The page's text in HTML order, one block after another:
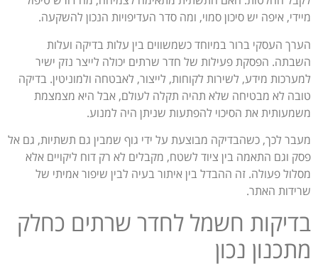
מיידי, איפה יש סיכון סמוי, ומה סדר העדיפויות הנכון להשקעה.
הערך העסקי ברור במיוחד כשמשווים בין עלות בדיקה ועלות
השבתה. הפסקת פעילות של חדר שרתים יכולה לייצר נזק ישיר
למערכות מידע, לשירות לקוחות, לייצור, לאבטחה ולמוניטין. בדיקה
טובה לא מבטיחה שלא תהיה תקלה לעולם, אבל היא מצמצמת
משמעותית את הסיכוי להפתעות שניתן היה למנוע.
מעבר לכך, כשהבדיקה מבוצעת על ידי גוף שמבין גם תשתיות, גם אל
פסק וגם התאמה בין ציוד לשטח, מקבלים לא רק דוח ליקויים אלא
מסלול פעולה. זה ההבדל בין איתור בעיה לבין שיפור אמיתי של
שרידות האתר.
בדיקות חשמל לחדר שרתים כחלק
מתכנון נכון